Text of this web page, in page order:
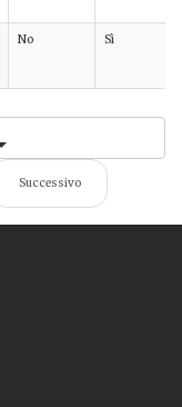
No Sì
Successivo